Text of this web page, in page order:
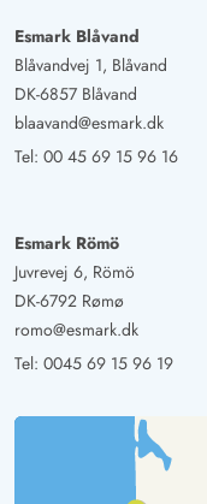
Esmark Blåvand
Blåvandvej 1, Blåvand
DK-6857 Blåvand
blaavand@esmark.dk
Tel: 00 45 69 15 96 16
Esmark Römö
Juvrevej 6, Römö
DK-6792 Rømø
romo@esmark.dk
Tel: 0045 69 15 96 19